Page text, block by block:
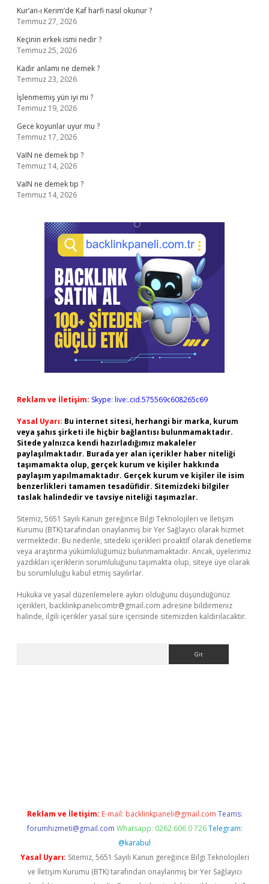
Kur’an-ı Kerim’de Kaf harfi nasıl okunur ?
Temmuz 27, 2026
Keçinin erkek ismi nedir ?
Temmuz 25, 2026
Kadir anlamı ne demek ?
Temmuz 23, 2026
İşlenmemiş yün iyi mi ?
Temmuz 19, 2026
Gece koyunlar uyur mu ?
Temmuz 17, 2026
VaIN ne demek tıp ?
Temmuz 14, 2026
VaIN ne demek tıp ?
Temmuz 14, 2026
Reklam ve İletişim: Skype: live:.cid.575569c608265c69
Yasal Uyarı: Bu internet sitesi, herhangi bir marka, kurum
veya şahıs şirketi ile hiçbir bağlantısı bulunmamaktadır.
Sitede yalnızca kendi hazırladığımız makaleler
paylaşılmaktadır. Burada yer alan içerikler haber niteliği
taşımamakta olup, gerçek kurum ve kişiler hakkında
paylaşım yapılmamaktadır. Gerçek kurum ve kişiler ile isim
benzerlikleri tamamen tesadüfidir. Sitemizdeki bilgiler
taslak halindedir ve tavsiye niteliği taşımazlar.
Sitemiz, 5651 Sayılı Kanun gereğince Bilgi Teknolojileri ve İletişim
Kurumu (BTK) tarafından onaylanmış bir Yer Sağlayıcı olarak hizmet
vermektedir. Bu nedenle, sitedeki içerikleri proaktif olarak denetleme
veya araştırma yükümlülüğümüz bulunmamaktadır. Ancak, üyelerimiz
yazdıkları içeriklerin sorumluluğunu taşımakta olup, siteye üye olarak
bu sorumluluğu kabul etmiş sayılırlar.
Hukuka ve yasal düzenlemelere aykırı olduğunu düşündüğünüz
içerikleri, backlinkpanelicomtr@gmail.com adresine bildirmeniz
halinde, ilgili içerikler yasal süre içerisinde sitemizden kaldırılacaktır.
Reklam ve İletişim: E-mail: backlinkpaneli@gmail.com Teams:
forumhizmeti@gmail.com Whatsapp: 0262 606 0 726 Telegram:
@karabul
Yasal Uyarı: Sitemiz, 5651 Sayılı Kanun gereğince Bilgi Teknolojileri
ve İletişim Kurumu (BTK) tarafından onaylanmış bir Yer Sağlayıcı